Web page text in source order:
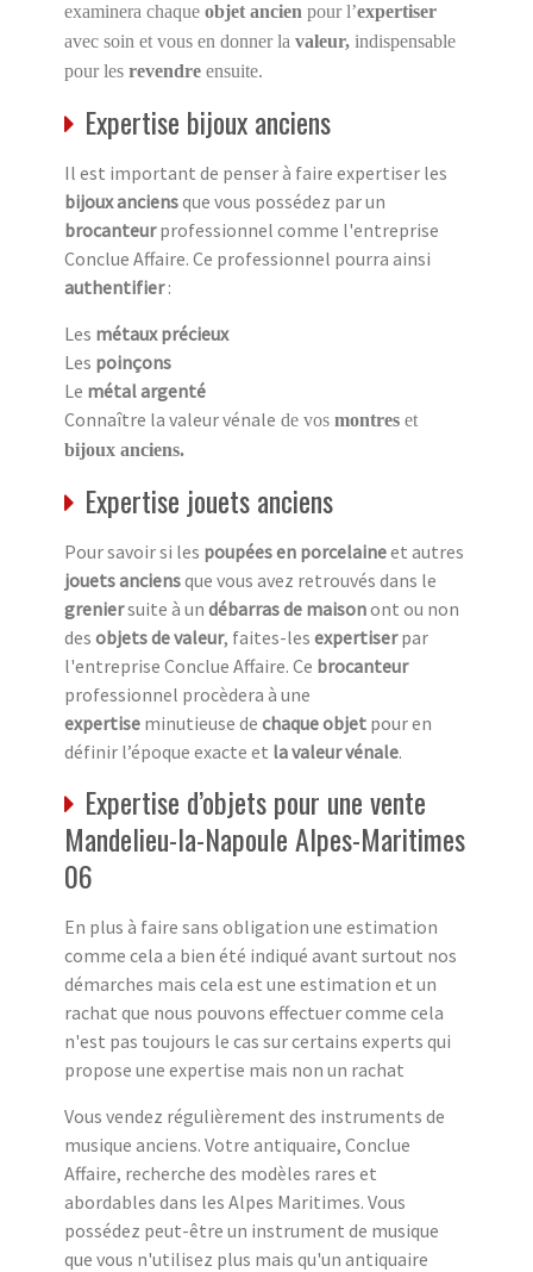
examinera chaque objet ancien pour l’expertiser
avec soin et vous en donner la valeur, indispensable
pour les revendre ensuite.
Expertise bijoux anciens
Il est important de penser à faire expertiser les
bijoux anciensque vous possédez par un
brocanteurprofessionnel comme l'entreprise
Conclue Affaire. Ce professionnel pourra ainsi
authentifier:
Les métaux précieux
Les poinçons
Le métal argenté
Connaître la valeur vénale de vos montres et
bijoux anciens.
Expertise jouets anciens
Pour savoir si les poupées en porcelaineet autres
jouets anciensque vous avez retrouvés dans le
greniersuite à un débarras de maisonont ou non
des objets de valeur, faites-les expertiserpar
l'entreprise Conclue Affaire. Ce brocanteur
professionnel procèdera à une
expertise minutieuse de chaque objet pour en
définir l’époque exacte et la valeur vénale.
Expertise d’objets pour une vente
Mandelieu-la-Napoule Alpes-Maritimes
06
En plus à faire sans obligation une estimation
comme cela a bien été indiqué avant surtout nos
démarches mais cela est une estimation et un
rachat que nous pouvons effectuer comme cela
n'est pas toujours le cas sur certains experts qui
propose une expertise mais non un rachat
Vous vendez régulièrement des instruments de
musique anciens. Votre antiquaire, Conclue
Affaire, recherche des modèles rares et
abordables dans les Alpes Maritimes. Vous
possédez peut-être un instrument de musique
que vous n'utilisez plus mais qu'un antiquaire